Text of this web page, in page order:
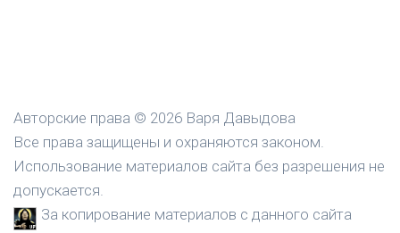
Авторские права © 2026 Варя Давыдова
Все права защищены и охраняются законом.
Использование материалов сайта без разрешения не
допускается.
За копирование материалов с данного сайта